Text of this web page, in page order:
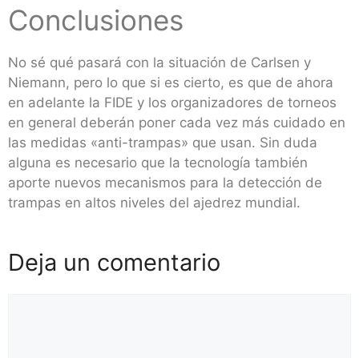
Conclusiones
No sé qué pasará con la situación de Carlsen y
Niemann, pero lo que si es cierto, es que de ahora
en adelante la FIDE y los organizadores de torneos
en general deberán poner cada vez más cuidado en
las medidas «anti-trampas» que usan. Sin duda
alguna es necesario que la tecnología también
aporte nuevos mecanismos para la detección de
trampas en altos niveles del ajedrez mundial.
Deja un comentario